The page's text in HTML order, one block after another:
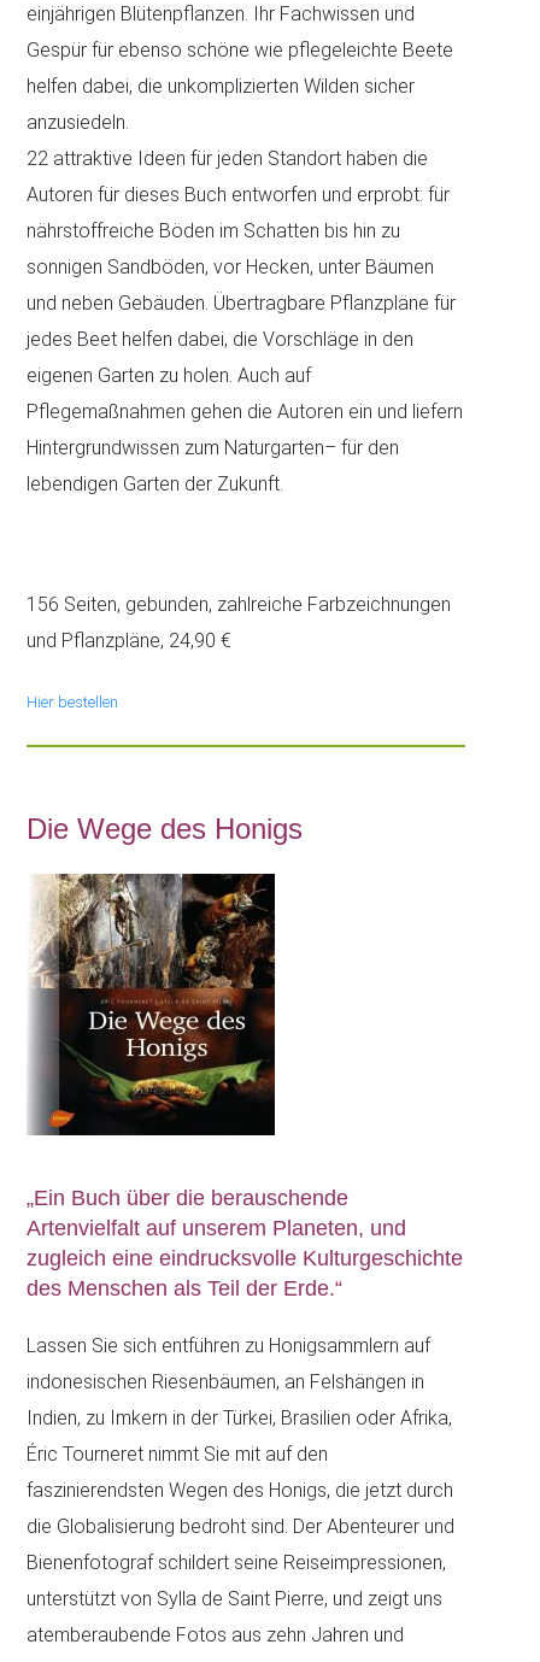
einjährigen Blütenpflanzen. Ihr Fachwissen und
Gespür für ebenso schöne wie pflegeleichte Beete
helfen dabei, die unkomplizierten Wilden sicher
anzusiedeln.
22 attraktive Ideen für jeden Standort haben die
Autoren für dieses Buch entworfen und erprobt: für
nährstoffreiche Böden im Schatten bis hin zu
sonnigen Sandböden, vor Hecken, unter Bäumen
und neben Gebäuden. Übertragbare Pflanzpläne für
jedes Beet helfen dabei, die Vorschläge in den
eigenen Garten zu holen. Auch auf
Pflegemaßnahmen gehen die Autoren ein und liefern
Hintergrundwissen zum Naturgarten– für den
lebendigen Garten der Zukunft.
156 Seiten, gebunden, zahlreiche Farbzeichnungen
und Pflanzpläne, 24,90 €
Hier bestellen
Die Wege des Honigs
„Ein Buch über die berauschende
Artenvielfalt auf unserem Planeten, und
zugleich eine eindrucksvolle Kulturgeschichte
des Menschen als Teil der Erde.“
Lassen Sie sich entführen zu Honigsammlern auf
indonesischen Riesenbäumen, an Felshängen in
Indien, zu Imkern in der Türkei, Brasilien oder Afrika,
Éric Tourneret nimmt Sie mit auf den
faszinierendsten Wegen des Honigs, die jetzt durch
die Globalisierung bedroht sind. Der Abenteurer und
Bienenfotograf schildert seine Reiseimpressionen,
unterstützt von Sylla de Saint Pierre, und zeigt uns
atemberaubende Fotos aus zehn Jahren und